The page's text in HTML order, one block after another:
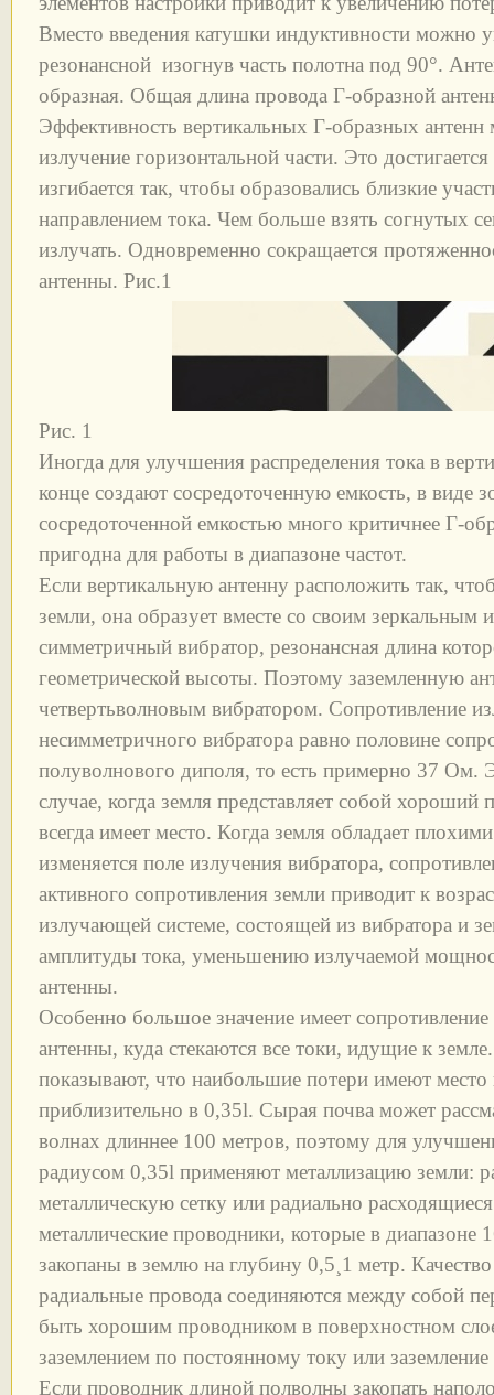
Вместо введения катушки индуктивности можно
резонансной изогнув часть полотна под 90°.
образная. Общая длина провода Г-образной
Эффективность вертикальных Г-образных
излучение горизонтальной части. Это
изгибается так, чтобы образовались близкие
направлением тока. Чем больше взять согнутых
излучать. Одновременно сокращается
антенны. Рис.1
Рис. 1
Иногда для улучшения распределения тока в
конце создают сосредоточенную емкость, в виде
сосредоточенной емкостью много критичнее Г-
пригодна для работы в диапазоне частот.
Если вертикальную антенну расположить так,
земли, она образует вместе со своим зеркальным
симметричный вибратор, резонансная длина
геометрической высоты. Поэтому заземленную
четвертьволновым вибратором. Сопротивление
несимметричного вибратора равно половине
полуволнового диполя, то есть примерно 37 Ом.
случае, когда земля представляет собой хороший
всегда имеет место. Когда земля обладает
изменяется поле излучения вибратора,
активного сопротивления земли приводит к
излучающей системе, состоящей из вибратора и
амплитуды тока, уменьшению излучаемой
антенны.
Особенно большое значение имеет
антенны, куда стекаются все токи, идущие к
показывают, что наибольшие потери имеют место
приблизительно в 0,35l. Сырая почва может
волнах длиннее 100 метров, поэтому для
радиусом 0,35l применяют металлизацию земли:
металлическую сетку или радиально
металлические проводники, которые в диапазоне
закопаны в землю на глубину 0,5¸1 метр.
радиальные провода соединяются между собой
быть хорошим проводником в поверхностном
заземлением по постоянному току или
Если проводник длиной полволны закопать